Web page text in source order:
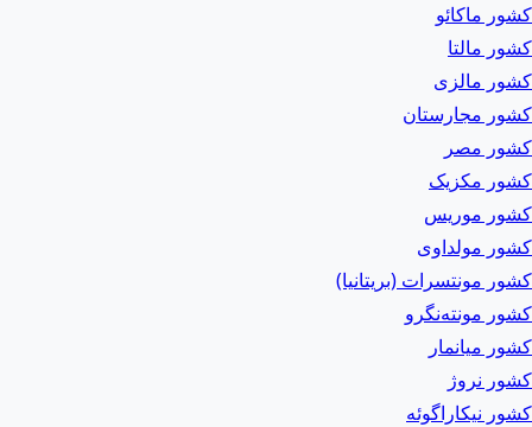
کشور ماکائو
کشور مالتا
کشور مالزی
کشور مجارستان
کشور مصر
کشور مکزیک
کشور موریس
کشور مولداوی
کشور مونتسرات (بریتانیا)
کشور مونته‌نگرو
کشور میانمار
کشور نروژ
کشور نیکاراگوئه